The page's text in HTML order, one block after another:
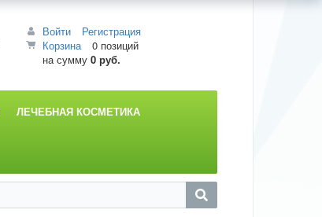
Войти
Регистрация
Корзина
0 позиций
на сумму 0 руб.
ЛЕЧЕБНАЯ КОСМЕТИКА